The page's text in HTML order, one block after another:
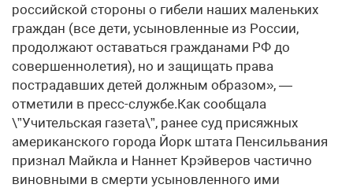
российской стороны о гибели наших маленьких
граждан (все дети, усыновленные из России,
продолжают оставаться гражданами РФ до
совершеннолетия), но и защищать права
пострадавших детей должным образом», —
отметили в пресс-службе.Как сообщала
\”Учительская газета\”, ранее суд присяжных
американского города Йорк штата Пенсильвания
признал Майкла и Наннет Крэйверов частично
виновными в смерти усыновленного ими